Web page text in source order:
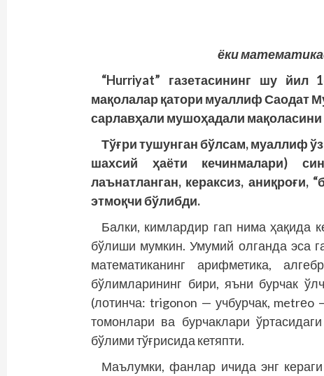
ёки
“Hurriyat” газетасининг шу йил
мақолалар қатори муаллиф Саодат
сарлавҳали мушоҳадали
Тўғри тушунган бўлсам, муаллиф
шахсий ҳаёти кечинмалари)
лаънатланган, кераксиз, аниқроғи,
этмоқчи бўлибди.
Балки, кимлардир гап нима ҳақида
бўлиши мумкин. Умумий олганда эса
математиканинг арифметика,
бўлимларининг бири, яъни бурчак
(лотинча: trigonon — учбурчак,
томонлари ва бурчаклари
бўлими тўғрисида кетяпти.
Маълумки, фанлар ичида энг